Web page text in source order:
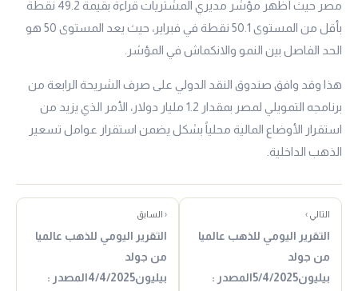
مصر حيث أظهر مؤشر مديري المشتريات قراءة بقيمة 49.2 نقطة
بأقل من المستوى 50.1 نقطة في فبراير، حيث يعد المستوى 50 هو
الحد الفاصل بين النمو والانكماش في المؤشر.
هذا وقد وافق صندوق النقد الدولي على صرف الشريحة الرابعة من
برنامجه التمويلي لمصر بمقدار 1.2 مليار دولار، الأمر الذي يزيد من
استقرار الأوضاع المالية محلياً بشكل يضمن استقرار عوامل تسعير
الذهب الداخلية.
التالي ›
التقرير اليومي للذهب عالميا
من جولد
بيليون5/4/2025المصدر :
‹ السابق
التقرير اليومي للذهب عالميا
من جولد
بيليون4/4/2025المصدر :